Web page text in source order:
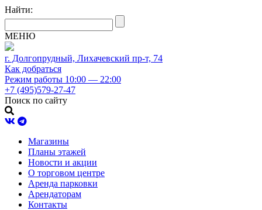
Найти:
МЕНЮ
г. Долгопрудный, Лихачевский пр-т, 74
Как добраться
Режим работы 10:00 — 22:00
+7 (495)579-27-47
Поиск по сайту
Магазины
Планы этажей
Новости и акции
О торговом центре
Аренда парковки
Арендаторам
Контакты